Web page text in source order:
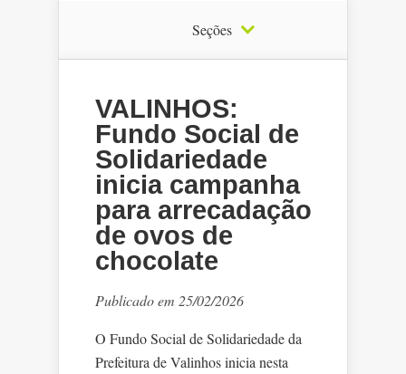
Seções
VALINHOS:
Fundo Social de
Solidariedade
inicia campanha
para arrecadação
de ovos de
chocolate
Publicado em 25/02/2026
O Fundo Social de Solidariedade da
Prefeitura de Valinhos inicia nesta